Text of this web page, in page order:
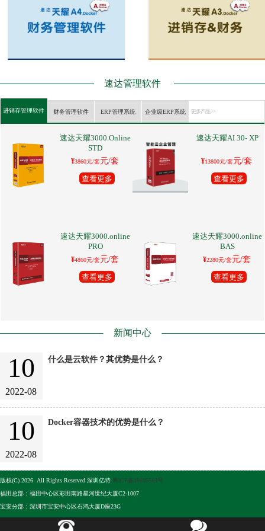
速达管理软件
进销存管理软件 财务管理软件 ERP管理系统 企业级ERP系统 更多产品 >>
速达天耀3000.Online
STD
¥3860元/套元/套
查看更多
速达天耀AI 30- XP
¥13800元/套元/套
查看更多
速达天耀3000.online
PRO
¥4860元/套元/套
查看更多
速达天耀3000.online
BAS
¥2280元/套元/套
查看更多
新闻中心
10
2022-08
什么是云软件？其优势是什么？
10
2022-08
Docker容器技术的优势是什么？
版权(C) 2026 All Rights Reserved 深圳亿特 粤ICP备10105513号
福田总部：福田中心区彩田南路星河世纪大厦C2-1007
宝安分部：深圳市宝安中心区石鸿大厦D座23G